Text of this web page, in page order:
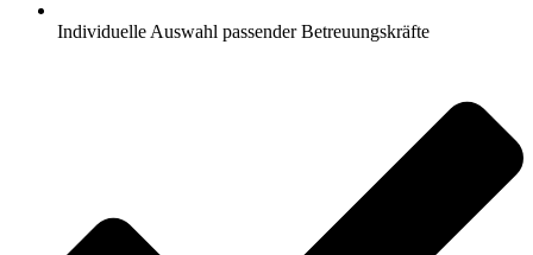
Individuelle Auswahl passender Betreuungskräfte